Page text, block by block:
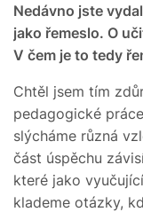
Nedávno jste
jako řemeslo. O
V čem je to tedy
Chtěl jsem tím
pedagogické
slýcháme různá
část úspěchu
které jako
klademe otázky,